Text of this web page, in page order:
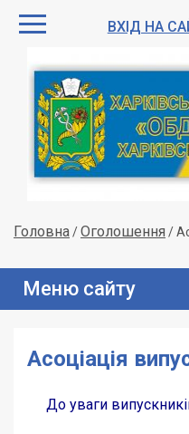
ВХІД НА
Головна/Оголошення /
Меню сайту
Асоціація
До уваги